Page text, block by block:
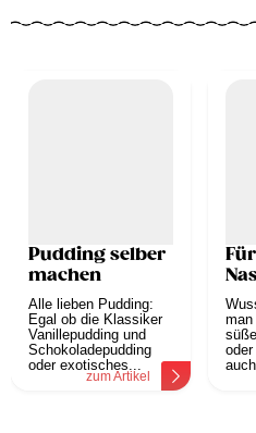
Pudding selber
machen
Alle lieben Pudding:
Egal ob die Klassiker
Vanillepudding und
Schokoladepudding
oder exotisches...
zum Artikel